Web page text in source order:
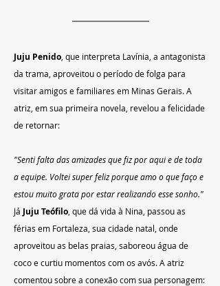
Juju Penido , que interpreta Lavínia, a antagonista
da trama, aproveitou o período de folga para
visitar amigos e familiares em Minas Gerais. A
atriz, em sua primeira novela, revelou a felicidade
de retornar:
"Senti falta das amizades que fiz por aqui e de toda
a equipe. Voltei super feliz porque amo o que faço e
estou muito grata por estar realizando esse sonho."
Já Juju Teófilo , que dá vida à Nina, passou as
férias em Fortaleza, sua cidade natal, onde
aproveitou as belas praias, saboreou água de
coco e curtiu momentos com os avós. A atriz
comentou sobre a conexão com sua personagem: